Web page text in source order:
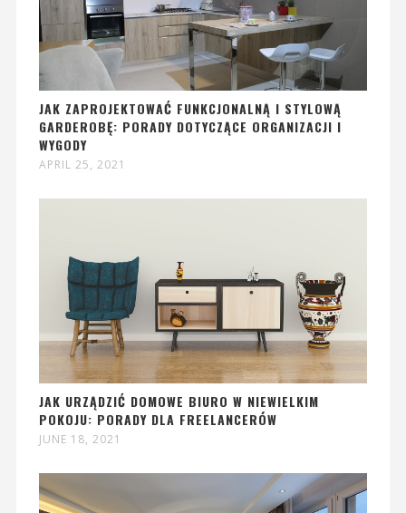
JAK ZAPROJEKTOWAĆ FUNKCJONALNĄ I STYLOWĄ
GARDEROBĘ: PORADY DOTYCZĄCE ORGANIZACJI I
WYGODY
APRIL 25, 2021
JAK URZĄDZIĆ DOMOWE BIURO W NIEWIELKIM
POKOJU: PORADY DLA FREELANCERÓW
JUNE 18, 2021